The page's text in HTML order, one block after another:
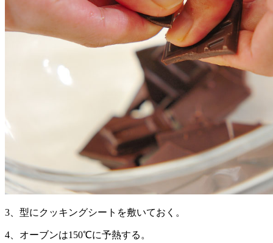
3、型にクッキングシートを敷いておく。
4、オーブンは150℃に予熱する。